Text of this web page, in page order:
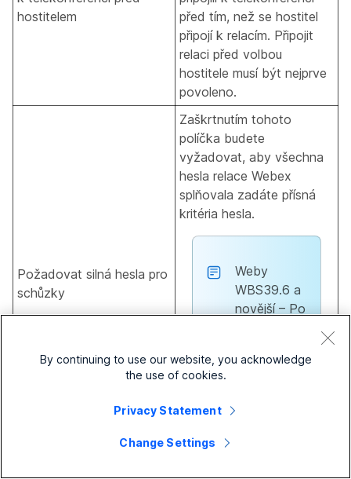
hostitelem
před tím, než se hostitel
připojí k relacím. Připojit
relaci před volbou
hostitele musí být nejprve
povoleno.
Požadovat silná hesla pro
schůzky
Zaškrtnutím tohoto
políčka budete
vyžadovat, aby všechna
hesla relace Webex
splňovala zadáte přísná
kritéria hesla.
Weby
WBS39.6 a
novější – Po
zakázat
Tato volba ovládá
By continuing to use our website, you acknowledge
the use of cookies.
Privacy Statement
Change Settings